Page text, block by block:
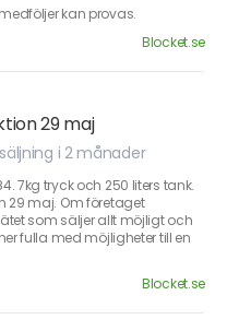
kan provas.
Blocket.se
29 maj
i 2 månader
7kg tryck och 250 liters tank.
29 maj. Om företaget
som säljer allt möjligt och
fulla med möjligheter till en
Blocket.se